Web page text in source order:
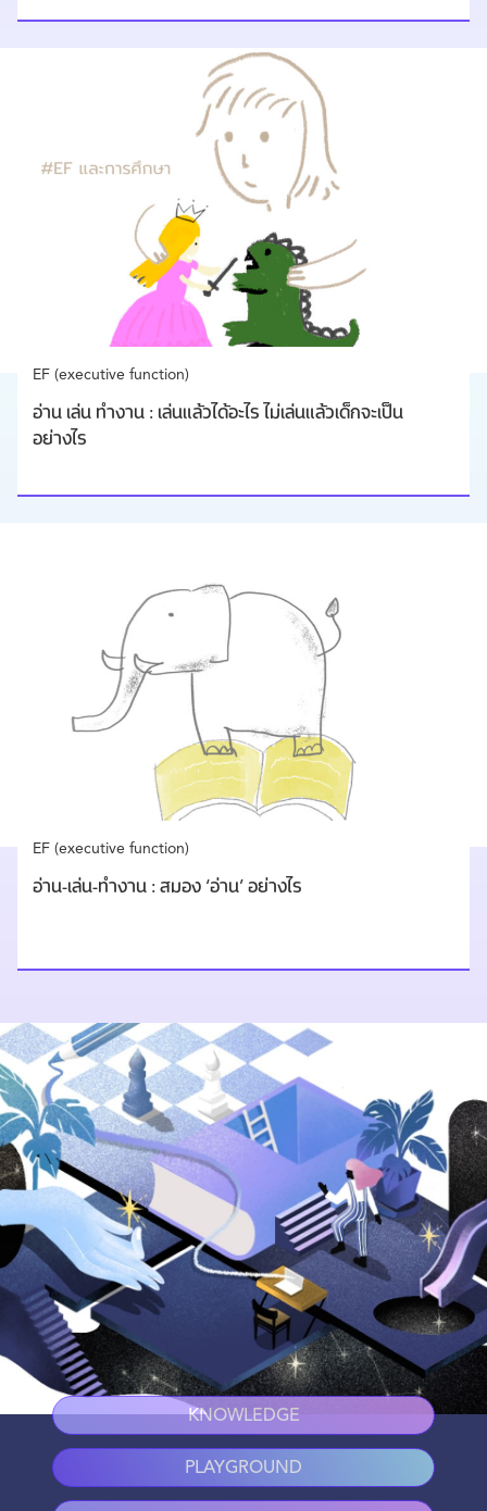
EF (executive function)
อ่าน เล่น ทำงาน : เล่นแล้วได้อะไร ไม่เล่นแล้วเด็กจะเป็น
อย่างไร
EF (executive function)
อ่าน-เล่น-ทำงาน : สมอง ‘อ่าน’ อย่างไร
KNOWLEDGE
PLAYGROUND